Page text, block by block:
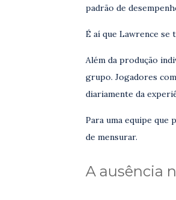
padrão de
É aí que Lawrence se
Além da produção
grupo. Jogadores
diariamente da
Para uma equipe
de mensurar.
A ausência